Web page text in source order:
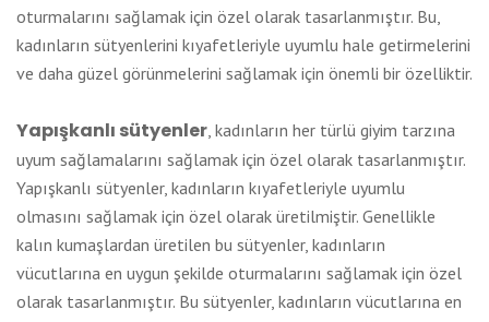
oturmalarını sağlamak için özel olarak tasarlanmıştır. Bu,
kadınların sütyenlerini kıyafetleriyle uyumlu hale getirmelerini
ve daha güzel görünmelerini sağlamak için önemli bir özelliktir.
Yapışkanlı sütyenler, kadınların her türlü giyim tarzına
uyum sağlamalarını sağlamak için özel olarak tasarlanmıştır.
Yapışkanlı sütyenler, kadınların kıyafetleriyle uyumlu
olmasını sağlamak için özel olarak üretilmiştir. Genellikle
kalın kumaşlardan üretilen bu sütyenler, kadınların
vücutlarına en uygun şekilde oturmalarını sağlamak için özel
olarak tasarlanmıştır. Bu sütyenler, kadınların vücutlarına en